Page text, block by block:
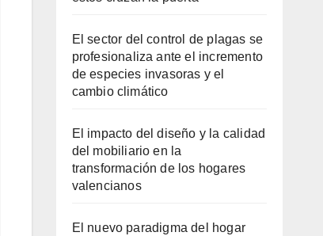
El sector del control de plagas se
profesionaliza ante el incremento
de especies invasoras y el
cambio climático
El impacto del diseño y la calidad
del mobiliario en la
transformación de los hogares
valencianos
El nuevo paradigma del hogar